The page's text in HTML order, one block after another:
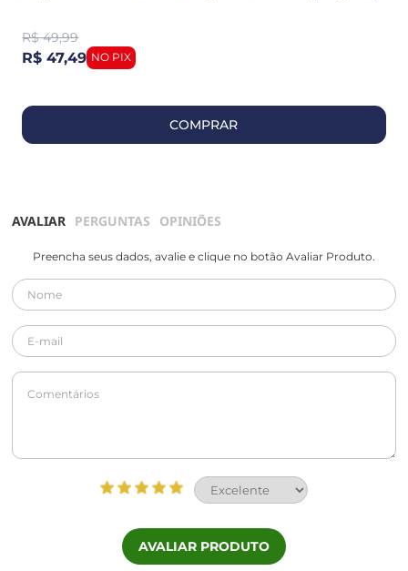
R$ 49,99
R$ 47,49
COMPRAR
AVALIAR PERGUNTAS OPINIÕES
Preencha seus dados, avalie e clique no botão Avaliar Produto.
AVALIAR PRODUTO